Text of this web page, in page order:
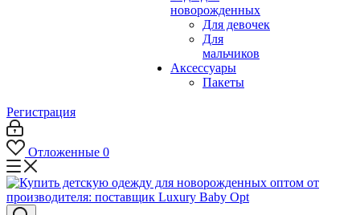
новорожденных
Для девочек
Для
мальчиков
Аксессуары
Пакеты
Регистрация
Отложенные 0